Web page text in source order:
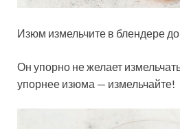
Изюм измельчите в блендере
Он упорно не желает
упорнее изюма — измельчайте!